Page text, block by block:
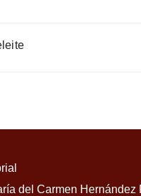
del Carmen Hernández